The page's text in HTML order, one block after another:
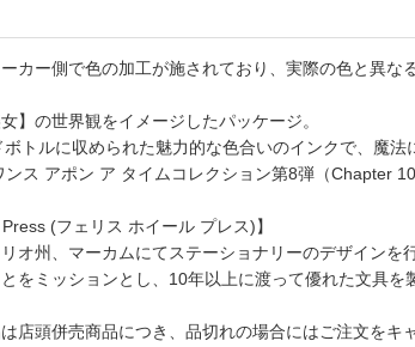
カー側で色の加工が施されており、実際の色と異な
女】の世界観をイメージしたパッケージ。
トルに収められた魅力的な色合いのインクで、魔
ス アポン ア タイムコレクション第8弾（Chapter 10
(フェリス ホイール プレス)】
オ州、マーカムにてステーショナリーのデザイン
をミッションとし、10年以上に渡って優れた文具
店頭併売商品につき、品切れの場合にはご注文を